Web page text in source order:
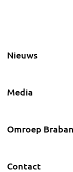
Nieuws
Media
Omroep
Contact